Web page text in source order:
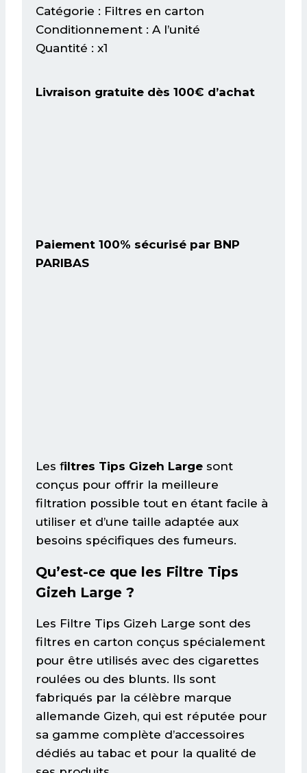
Large
Catégorie : Filtres en carton
Conditionnement : A l’unité
Quantité : x1
Livraison gratuite dès 100€ d’achat
Paiement 100% sécurisé par BNP
PARIBAS
Les filtres Tips Gizeh Large sont
conçus pour offrir la meilleure
filtration possible tout en étant facile à
utiliser et d’une taille adaptée aux
besoins spécifiques des fumeurs.
Qu’est-ce que les Filtre Tips
Gizeh Large ?
Les Filtre Tips Gizeh Large sont des
filtres en carton conçus spécialement
pour être utilisés avec des cigarettes
roulées ou des blunts. Ils sont
fabriqués par la célèbre marque
allemande Gizeh, qui est réputée pour
sa gamme complète d’accessoires
dédiés au tabac et pour la qualité de